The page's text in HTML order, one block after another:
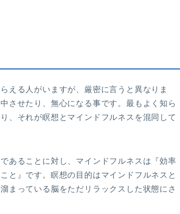
える人がいますが、厳密に言うと異なりま
させたり、無心になる事です。最もよく知ら
、それが瞑想とマインドフルネスを混同して
あることに対し、マインドフルネスは『効率
と』です。瞑想の目的はマインドフルネスと
まっている脳をただリラックスした状態にさ